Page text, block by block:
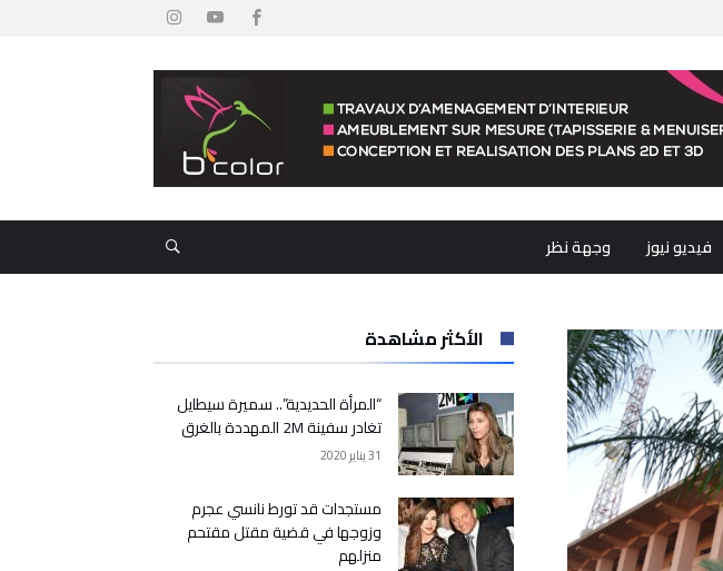
فيديو نيوز وجهة نظر
الأكثر مشاهدة
“المرأة الحديدية”.. سميرة سيطايل
تغادر سفينة 2M المهددة بالغرق
31 يناير 2020
مستجدات قد تورط نانسي عجرم
وزوجها في قضية مقتل مقتحم
منزلهم